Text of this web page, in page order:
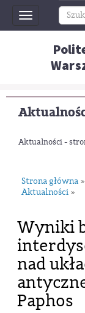
Toggle
navigation
Aktualności -
Strona główna »
Aktualności »
Wyniki
nad
Paphos